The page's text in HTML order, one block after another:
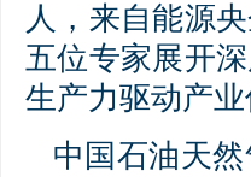
人，来自能源
五位专家展开
生产力驱动产
中国石油天